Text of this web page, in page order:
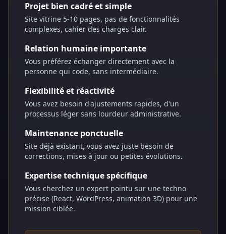
Projet bien cadré et simple
Site vitrine 5-10 pages, pas de fonctionnalités
complexes, cahier des charges clair.
Relation humaine importante
Vous préférez échanger directement avec la
personne qui code, sans intermédiaire.
Flexibilité et réactivité
Vous avez besoin d'ajustements rapides, d'un
processus léger sans lourdeur administrative.
Maintenance ponctuelle
Site déjà existant, vous avez juste besoin de
corrections, mises à jour ou petites évolutions.
Expertise technique spécifique
Vous cherchez un expert pointu sur une techno
précise (React, WordPress, animation 3D) pour une
mission ciblée.